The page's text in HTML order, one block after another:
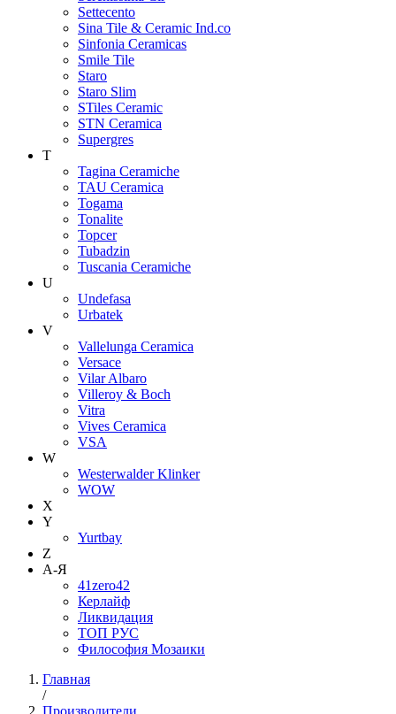
Settecento
Sina Tile & Ceramic Ind.co
Sinfonia Ceramicas
Smile Tile
Staro
Staro Slim
STiles Ceramic
STN Ceramica
Supergres
T
Tagina Ceramiche
TAU Ceramica
Togama
Tonalite
Topcer
Tubadzin
Tuscania Ceramiche
U
Undefasa
Urbatek
V
Vallelunga Ceramica
Versace
Vilar Albaro
Villeroy & Boch
Vitra
Vives Ceramica
VSA
W
Westerwalder Klinker
WOW
X
Y
Yurtbay
Z
А-Я
41zero42
Керлайф
Ликвидация
ТОП РУС
Философия Мозаики
Главная
/
Производители